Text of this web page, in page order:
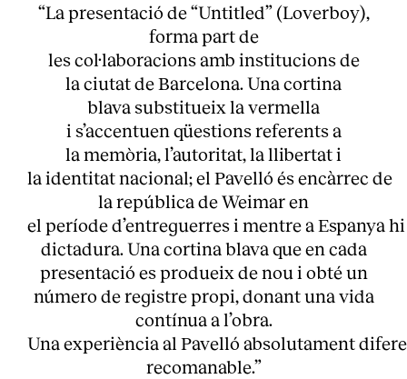
“La presentació de “Untitled” (Loverboy),
forma part de
les col·laboracions amb institucions de
la ciutat de Barcelona. Una cortina
blava substitueix la vermella
i s’accentuen qüestions referents a
la memòria, l’autoritat, la llibertat i
la identitat nacional; el Pavelló és encàrrec de
la república de Weimar en
el període d’entreguerres i mentre a Espanya
dictadura. Una cortina blava que en cada
presentació es produeix de nou i obté un
número de registre propi, donant una vida
contínua a l’obra.
Una experiència al Pavelló absolutament
recomanable.”